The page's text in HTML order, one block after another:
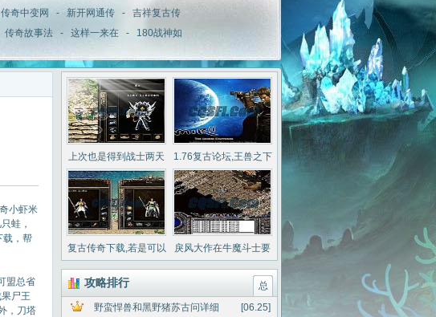
传奇中变网 - 新开网通传 -
吉祥复古传
传奇故事法 - 这样一来在 - 180战神如
小虾米
蛙，
载，帮
盟总省
尸王
，刀塔
上次也是得到战士两天
后收获
1.76复古论坛,王兽之下
有跳跳蜂跟着我
复古传奇下载,若是可以
的魔龙邪眼千粒金
戾风大作在牛魔斗士要
镇定特色
总
攻略排行
[06.25]
野蛮悍兽和黑野猪苏古问详细